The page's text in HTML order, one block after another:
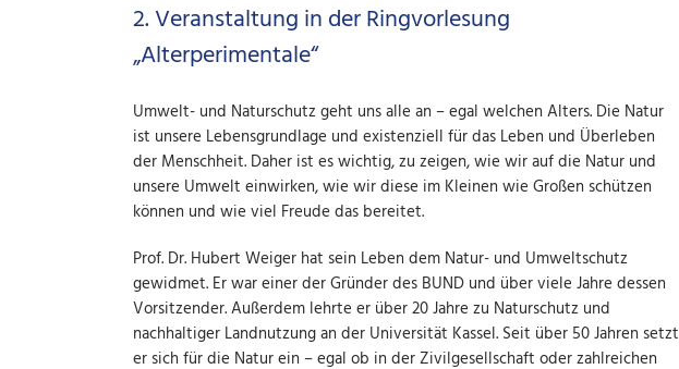
2. Veranstaltung in der Ringvorlesung
„Alterperimentale“
Umwelt- und Naturschutz geht uns alle an – egal welchen Alters. Die Natur
ist unsere Lebensgrundlage und existenziell für das Leben und Überleben
der Menschheit. Daher ist es wichtig, zu zeigen, wie wir auf die Natur und
unsere Umwelt einwirken, wie wir diese im Kleinen wie Großen schützen
können und wie viel Freude das bereitet.
Prof. Dr. Hubert Weiger hat sein Leben dem Natur- und Umweltschutz
gewidmet. Er war einer der Gründer des BUND und über viele Jahre dessen
Vorsitzender. Außerdem lehrte er über 20 Jahre zu Naturschutz und
nachhaltiger Landnutzung an der Universität Kassel. Seit über 50 Jahren setzt
er sich für die Natur ein – egal ob in der Zivilgesellschaft oder zahlreichen